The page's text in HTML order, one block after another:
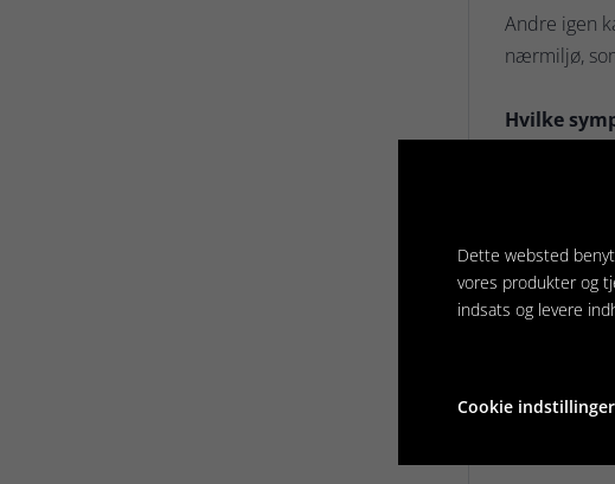
Andre igen
nærmiljø,
Hvilke
svært ved
Fysisk-
krop og
Fysiologisk
eller dårlig
Dette websted
vores produkter og
indsats og levere
Cookie indstillinger